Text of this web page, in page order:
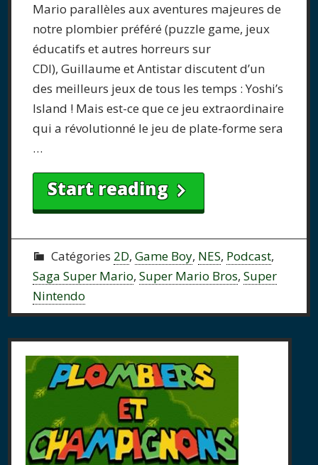
Mario parallèles aux aventures majeures de
notre plombier préféré (puzzle game, jeux
éducatifs et autres horreurs sur
CDI), Guillaume et Antistar discutent d’un
des meilleurs jeux de tous les temps : Yoshi’s
Island ! Mais est-ce que ce jeu extraordinaire
qui a révolutionné le jeu de plate-forme sera
…
Start reading
Catégories 2D,Game Boy, NES, Podcast,
Saga Super Mario,Super Mario Bros,Super
Nintendo